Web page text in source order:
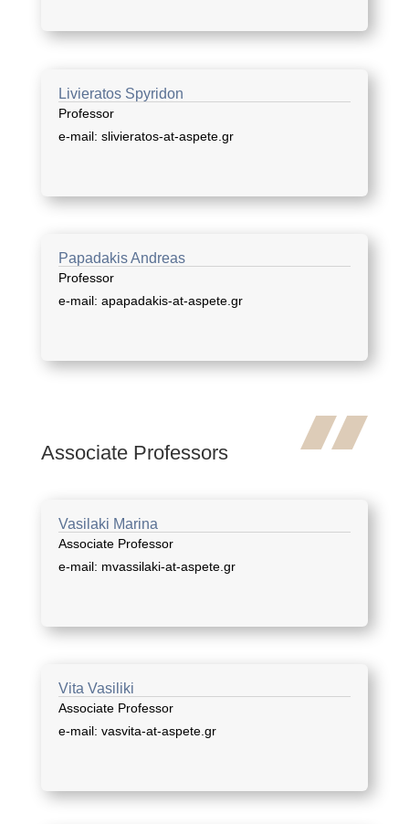
Livieratos Spyridon
Professor
e-mail: slivieratos-at-aspete.gr
Papadakis Andreas
Professor
e-mail: apapadakis-at-aspete.gr
Associate Professors
Vasilaki Marina
Associate Professor
e-mail: mvassilaki-at-aspete.gr
Vita Vasiliki
Associate Professor
e-mail: vasvita-at-aspete.gr